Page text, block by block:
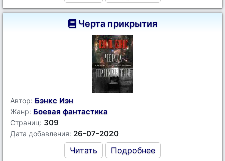
Черта прикрытия
Автор: Бэнкс Иэн
Жанр: Боевая фантастика
Страниц: 309
Дата добавления: 26-07-2020
Читать Подробнее